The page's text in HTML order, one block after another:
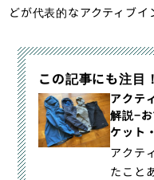
どが代表的なアクティブイ
この記事にも注目！
アクテ
解説−
ケット
ノ｜登
ン「山
アクテ
たこと